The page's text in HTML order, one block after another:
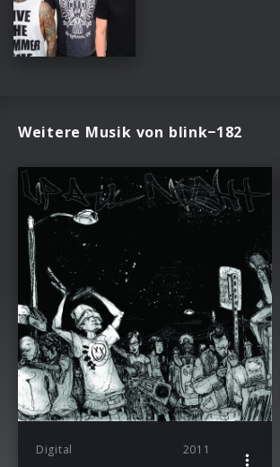
Weitere Musik von blink−182
Digital 2011